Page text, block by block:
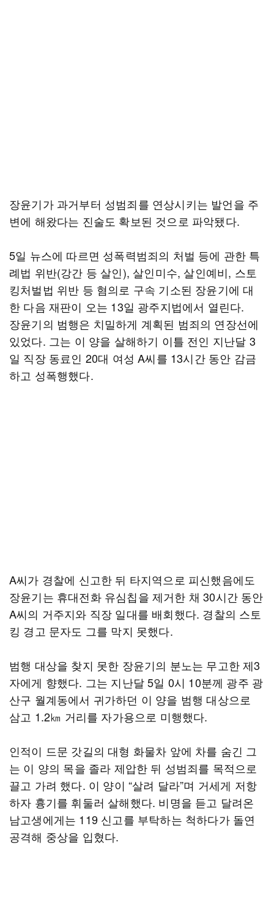
장윤기가 과거부터 성범죄를 연상시키는 발언을 주
변에 해왔다는 진술도 확보된 것으로 파악됐다.
5일 뉴스에 따르면 성폭력범죄의 처벌 등에 관한 특
례법 위반(강간 등 살인), 살인미수, 살인예비, 스토
킹처벌법 위반 등 혐의로 구속 기소된 장윤기에 대
한 다음 재판이 오는 13일 광주지법에서 열린다.
장윤기의 범행은 치밀하게 계획된 범죄의 연장선에
있었다. 그는 이 양을 살해하기 이틀 전인 지난달 3
일 직장 동료인 20대 여성 A씨를 13시간 동안 감금
하고 성폭행했다.
A씨가 경찰에 신고한 뒤 타지역으로 피신했음에도
장윤기는 휴대전화 유심칩을 제거한 채 30시간 동안
A씨의 거주지와 직장 일대를 배회했다. 경찰의 스토
킹 경고 문자도 그를 막지 못했다.
범행 대상을 찾지 못한 장윤기의 분노는 무고한 제3
자에게 향했다. 그는 지난달 5일 0시 10분께 광주 광
산구 월계동에서 귀가하던 이 양을 범행 대상으로
삼고 1.2㎞ 거리를 자가용으로 미행했다.
인적이 드문 갓길의 대형 화물차 앞에 차를 숨긴 그
는 이 양의 목을 졸라 제압한 뒤 성범죄를 목적으로
끌고 가려 했다. 이 양이 “살려 달라”며 거세게 저항
하자 흉기를 휘둘러 살해했다. 비명을 듣고 달려온
남고생에게는 119 신고를 부탁하는 척하다가 돌연
공격해 중상을 입혔다.